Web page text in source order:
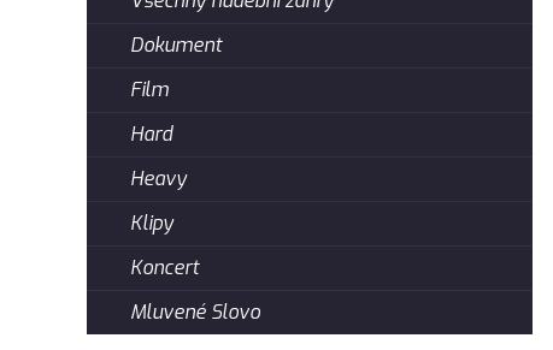
Dokument
Film
Hard
Heavy
Klipy
Koncert
Mluvené Slovo